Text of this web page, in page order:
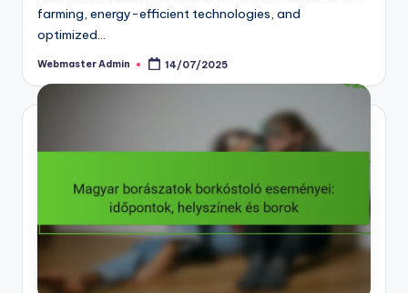
farming, energy-efficient technologies, and
optimized…
Posted
Webmaster Admin 14/07/2025